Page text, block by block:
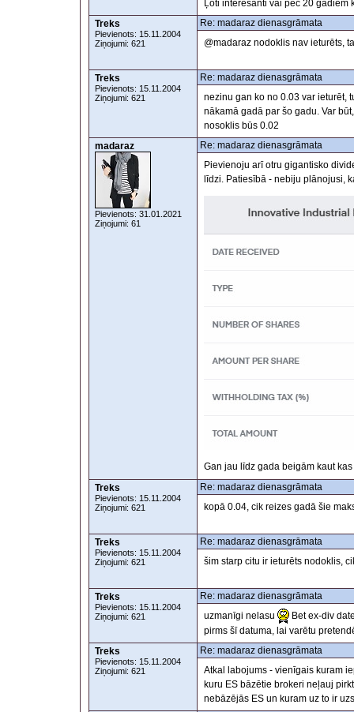
Ļoti interesanti vai pēc 20 gadiem
Treks
Pievienots: 15.11.2004
Ziņojumi: 621
Re: madaraz dienasgrāmata
@madaraz nodoklis nav ieturēts,
Treks
Pievienots: 15.11.2004
Ziņojumi: 621
Re: madaraz dienasgrāmata
nezinu gan ko no 0.03 var ieturēt,
nākamā gadā par šo gadu. Var
nosoklis būs 0.02
madaraz
Pievienots: 31.01.2021
Ziņojumi: 61
Re: madaraz dienasgrāmata
Pievienoju arī otru gigantisko
līdzi. Patiesībā - nebiju plānojusi,
Gan jau līdz gada beigām kaut
Treks
Pievienots: 15.11.2004
Ziņojumi: 621
Re: madaraz dienasgrāmata
kopā 0.04, cik reizes gadā šie
Treks
Pievienots: 15.11.2004
Ziņojumi: 621
Re: madaraz dienasgrāmata
šim starp citu ir ieturēts nodoklis,
Treks
Pievienots: 15.11.2004
Ziņojumi: 621
Re: madaraz dienasgrāmata
uzmanīgi nelasu
Bet ex-div
pirms šī datuma, lai varētu
Treks
Pievienots: 15.11.2004
Ziņojumi: 621
Re: madaraz dienasgrāmata
Atkal labojums - vienīgais kuram
kuru ES bāzētie brokeri neļauj
nebāzējās ES un kuram uz to ir